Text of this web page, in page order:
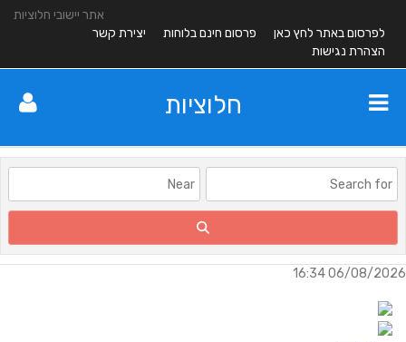
אתר יישובי חלוציות
לפרסום באתר לחץ כאן
פרסום חינם בלוחות
יצירת קשר
הצהרת נגישות
חלוציות
06/08/2026 16:34